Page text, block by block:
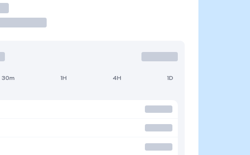
30m 1H 4H 1D